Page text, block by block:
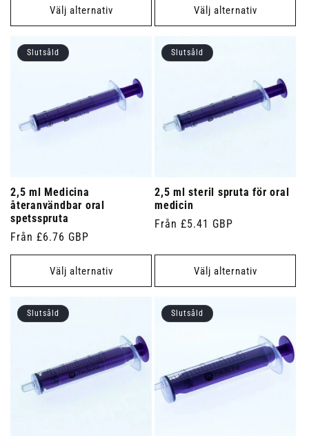
Välj alternativ Välj alternativ
Slutsåld
2,5 ml Medicina
återanvändbar oral
spetsspruta
Ordinarie
pris
Från £6.76 GBP
Välj alternativ
Slutsåld
2,5 ml steril spruta för oral
medicin
Ordinarie
Från £5.41 GBP
Välj alternativ
Slutsåld Slutsåld